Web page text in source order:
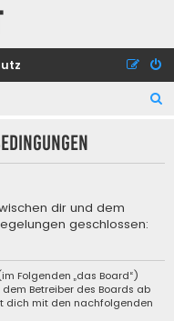
h
dir und dem
geschlossen:
Folgenden „das Board“)
Betreiber des Boards ab
dich mit den nachfolgenden